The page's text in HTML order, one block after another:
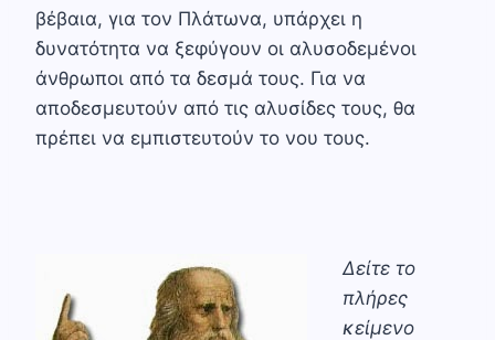
βέβαια, για τον Πλάτωνα, υπάρχει η
δυνατότητα να ξεφύγουν οι αλυσοδεμένοι
άνθρωποι από τα δεσμά τους. Για να
αποδεσμευτούν από τις αλυσίδες τους, θα
πρέπει να εμπιστευτούν το νου τους.
Δείτε το
πλήρες
κείμενο